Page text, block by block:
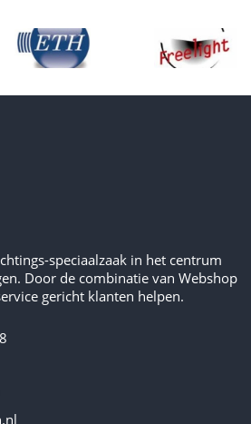
speciaalzaak in het centrum
Door de combinatie van Webshop
gericht klanten helpen.